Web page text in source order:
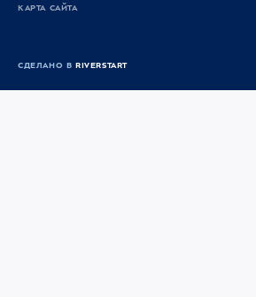
КАРТА САЙТА
СДЕЛАНО В RIVERSTART